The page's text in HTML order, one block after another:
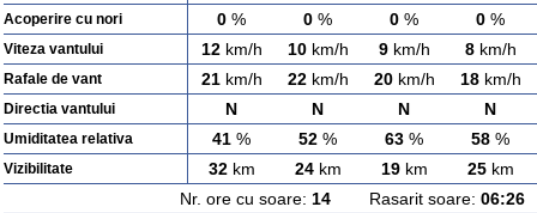
Acoperire cu nori 0 % 0 % 0 % 0 %
Viteza vantului 12km/h 10km/h 9km/h 8km/h
Rafale de vant 21km/h 22km/h 20km/h 18km/h
Directia vantului N N N N
Umiditatea relativa 41 % 52 % 63 % 58 %
Vizibilitate 32km 24km 19km 25km
Nr. ore cu soare: 14Rasarit soare: 06:26